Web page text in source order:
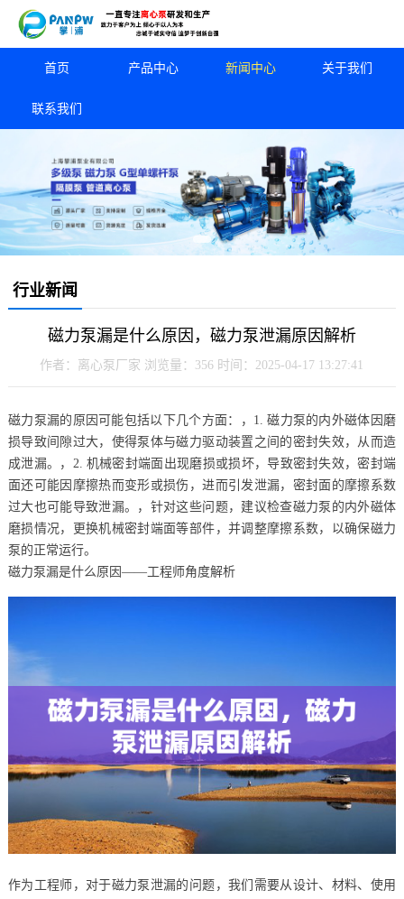
首页 产品中心 新闻中心 关于我们
联系我们
行业新闻
磁力泵漏是什么原因，磁力泵泄漏原因解析
作者：离心泵厂家 浏览量：356 时间：2025-04-17 13:27:41
磁力泵漏的原因可能包括以下几个方面：，1. 磁力泵的内外磁体因磨
损导致间隙过大，使得泵体与磁力驱动装置之间的密封失效，从而造
成泄漏。，2. 机械密封端面出现磨损或损坏，导致密封失效，密封端
面还可能因摩擦热而变形或损伤，进而引发泄漏，密封面的摩擦系数
过大也可能导致泄漏。，针对这些问题，建议检查磁力泵的内外磁体
磨损情况，更换机械密封端面等部件，并调整摩擦系数，以确保磁力
泵的正常运行。
磁力泵漏是什么原因——工程师角度解析
作为工程师，对于磁力泵泄漏的问题，我们需要从设计、材料、使用